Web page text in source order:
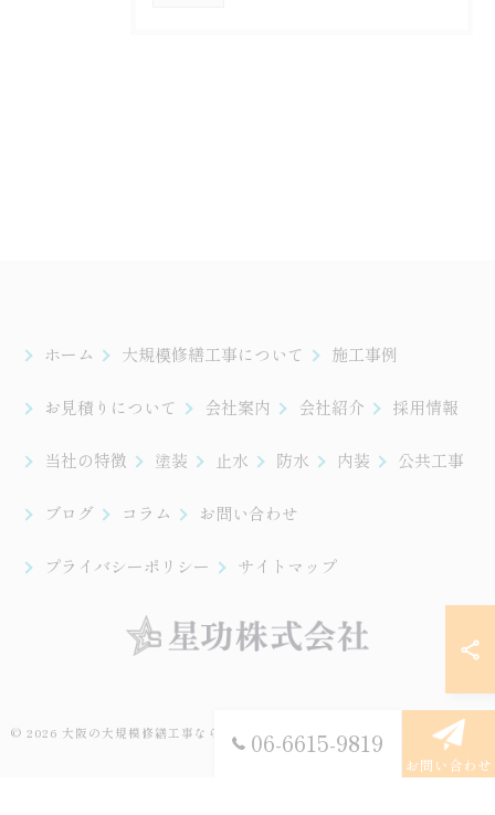
06-6615-9819
お問い合わせ
ホーム 大規模修繕工事について 施工事例
お見積りについて 会社案内 会社紹介 採用情報
当社の特徴 塗装 止水 防水 内装 公共工事
ブログ コラム お問い合わせ
プライバシーポリシー サイトマップ
© 2026 大阪の大規模修繕工事なら星功株式会社 ALL RIGHTS RESERVED.